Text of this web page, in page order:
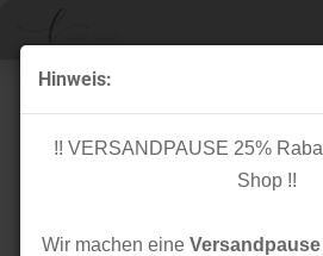
Hinweis:
!! VERSANDPAUSE 25%
Shop !!
Wir machen eine Versandpause
Bio Canvas - Woof - Col. 02 -
Hamburger Liebe - Albstoffe